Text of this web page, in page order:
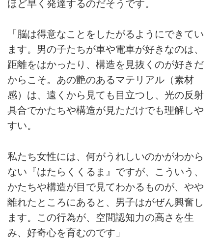
ほど早く発達するのだそうです。
「脳は得意なことをしたがるようにできてい
ます。男の子たちが車や電車が好きなのは、
距離をはかったり、構造を見抜くのが好きだ
からこそ。あの艶のあるマテリアル（素材
感）は、遠くから見ても目立つし、光の反射
具合でかたちや構造が見ただけでも理解しや
すい。
私たち女性には、何がうれしいのかがわから
ない『はたらくくるま』ですが、こういう、
かたちや構造が目で見てわかるものが、やや
離れたところにあると、男子はがぜん興奮し
ます。この行為が、空間認知力の高さを生
み、好奇心を育むのです」